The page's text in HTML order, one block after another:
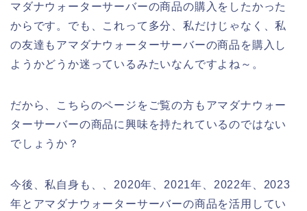
マダナウォーターサーバーの商品の購入をしたかった
からです。でも、これって多分、私だけじゃなく、私
の友達もアマダナウォーターサーバーの商品を購入し
ようかどうか迷っているみたいなんですよね～。
だから、こちらのページをご覧の方もアマダナウォー
ターサーバーの商品に興味を持たれているのではない
でしょうか？
今後、私自身も、、2020年、2021年、2022年、2023
年とアマダナウォーターサーバーの商品を活用してい